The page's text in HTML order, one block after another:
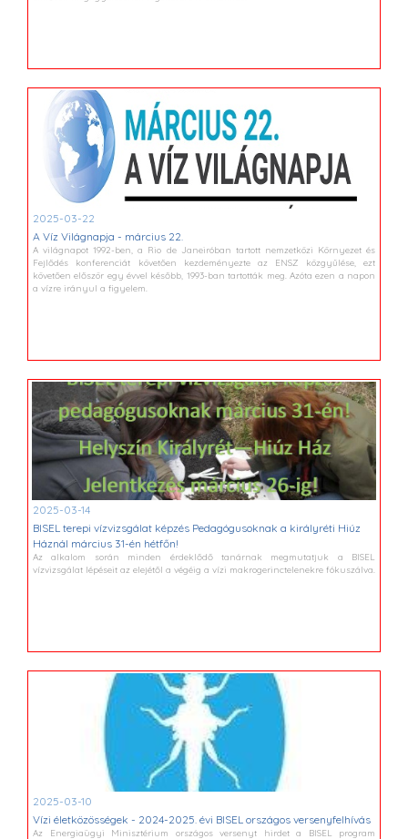
2025-03-22
A Víz Világnapja - március 22.
A világnapot 1992-ben, a Rio de Janeiróban tartott nemzetközi Környezet és
Fejlődés konferenciát követően kezdeményezte az ENSZ közgyűlése, ezt
követően először egy évvel később, 1993-ban tartották meg. Azóta ezen a napon
a vízre irányul a figyelem.
2025-03-14
BISEL terepi vízvizsgálat képzés Pedagógusoknak a királyréti Hiúz
Háznál március 31-én hétfőn!
Az alkalom során minden érdeklődő tanárnak megmutatjuk a BISEL
vízvizsgálat lépéseit az elejétől a végéig a vízi makrogerinctelenekre fókuszálva.
2025-03-10
Vízi életközösségek - 2024-2025. évi BISEL országos versenyfelhívás
Az Energiaügyi Minisztérium országos versenyt hirdet a BISEL program